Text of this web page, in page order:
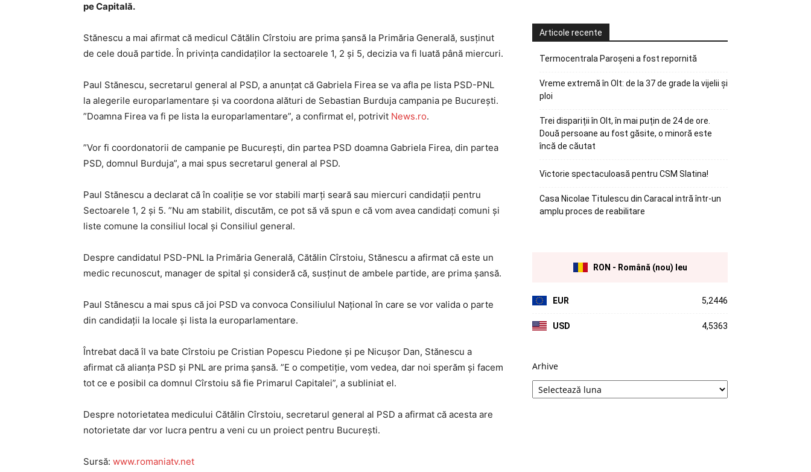
pe Capitală.
Stănescu a mai afirmat că medicul Cătălin Cîrstoiu are prima şansă la Primăria Generală, susţinut
de cele două partide. În privinţa candidaţilor la sectoarele 1, 2 şi 5, decizia va fi luată până miercuri.
Paul Stănescu, secretarul general al PSD, a anunţat că Gabriela Firea se va afla pe lista PSD-PNL
la alegerile europarlamentare şi va coordona alături de Sebastian Burduja campania pe Bucureşti.
”Doamna Firea va fi pe lista la europarlamentare”, a confirmat el, potrivit News.ro.
”Vor fi coordonatorii de campanie pe Bucureşti, din partea PSD doamna Gabriela Firea, din partea
PSD, domnul Burduja”, a mai spus secretarul general al PSD.
Paul Stănescu a declarat că în coaliţie se vor stabili marţi seară sau miercuri candidaţii pentru
Sectoarele 1, 2 şi 5. ”Nu am stabilit, discutăm, ce pot să vă spun e că vom avea candidaţi comuni şi
liste comune la consiliul local şi Consiliul general.
Despre candidatul PSD-PNL la Primăria Generală, Cătălin Cîrstoiu, Stănescu a afirmat că este un
medic recunoscut, manager de spital şi consideră că, susţinut de ambele partide, are prima şansă.
Paul Stănescu a mai spus că joi PSD va convoca Consiliulul Naţional în care se vor valida o parte
din candidaţii la locale şi lista la europarlamentare.
Întrebat dacă îl va bate Cîrstoiu pe Cristian Popescu Piedone şi pe Nicuşor Dan, Stănescu a
afirmat că alianţa PSD şi PNL are prima şansă. ”E o competiţie, vom vedea, dar noi sperăm şi facem
tot ce e posibil ca domnul Cîrstoiu să fie Primarul Capitalei”, a subliniat el.
Despre notorietatea medicului Cătălin Cîrstoiu, secretarul general al PSD a afirmat că acesta are
notorietate dar vor lucra pentru a veni cu un proiect pentru Bucureşti.
Sursă: www.romaniatv.net
Articole recente
Termocentrala Paroșeni a fost repornită
Vreme extremă în Olt: de la 37 de grade la vijelii și
ploi
Trei dispariții în Olt, în mai puțin de 24 de ore.
Două persoane au fost găsite, o minoră este
încă de căutat
Victorie spectaculoasă pentru CSM Slatina!
Casa Nicolae Titulescu din Caracal intră într-un
amplu proces de reabilitare
RON - Română (nou) leu
EUR 5,2446
USD 4,5363
Arhive